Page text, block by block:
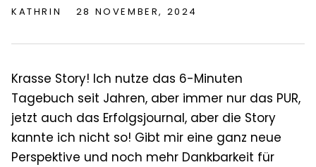
KATHRIN 28 NOVEMBER, 2024
Krasse Story! Ich nutze das 6-Minuten
Tagebuch seit Jahren, aber immer nur das PUR,
jetzt auch das Erfolgsjournal, aber die Story
kannte ich nicht so! Gibt mir eine ganz neue
Perspektive und noch mehr Dankbarkeit für